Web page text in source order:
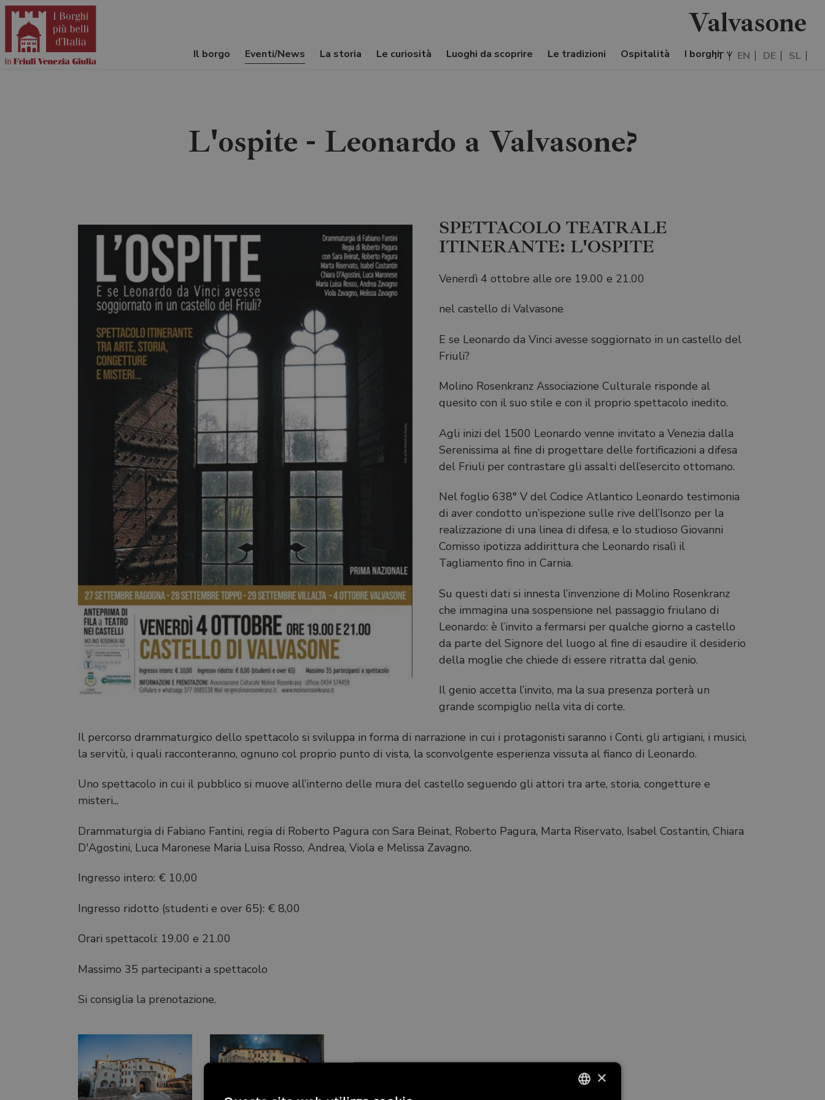
IT EN DE SL
Il borgo Eventi/News La storia Le curiosità Luoghi da scoprire Le tradizioni Ospitalità I borghi
Valvasone
L'ospite - Leonardo a Valvasone?
SPETTACOLO TEATRALE
ITINERANTE: L'OSPITE
Venerdì 4 ottobre alle ore 19.00 e 21.00
nel castello di Valvasone
E se Leonardo da Vinci avesse soggiornato in un castello del
Friuli?
Molino Rosenkranz Associazione Culturale risponde al
quesito con il suo stile e con il proprio spettacolo inedito.
Agli inizi del 1500 Leonardo venne invitato a Venezia dalla
Serenissima al fine di progettare delle fortificazioni a difesa
del Friuli per contrastare gli assalti dell’esercito ottomano.
Nel foglio 638° V del Codice Atlantico Leonardo testimonia
di aver condotto un’ispezione sulle rive dell’Isonzo per la
realizzazione di una linea di difesa, e lo studioso Giovanni
Comisso ipotizza addirittura che Leonardo risalì il
Tagliamento fino in Carnia.
Su questi dati si innesta l’invenzione di Molino Rosenkranz
che immagina una sospensione nel passaggio friulano di
Leonardo: è l’invito a fermarsi per qualche giorno a castello
da parte del Signore del luogo al fine di esaudire il desiderio
della moglie che chiede di essere ritratta dal genio.
Il genio accetta l’invito, ma la sua presenza porterà un
grande scompiglio nella vita di corte.
Il percorso drammaturgico dello spettacolo si sviluppa in forma di narrazione in cui i protagonisti saranno i Conti, gli artigiani, i musici,
la servitù, i quali racconteranno, ognuno col proprio punto di vista, la sconvolgente esperienza vissuta al fianco di Leonardo.
Uno spettacolo in cui il pubblico si muove all’interno delle mura del castello seguendo gli attori tra arte, storia, congetture e
misteri...
Drammaturgia di Fabiano Fantini, regia di Roberto Pagura con Sara Beinat, Roberto Pagura, Marta Riservato, Isabel Costantin, Chiara
D'Agostini, Luca Maronese Maria Luisa Rosso, Andrea, Viola e Melissa Zavagno.
Ingresso intero: € 10,00
Ingresso ridotto (studenti e over 65): € 8,00
Orari spettacoli: 19.00 e 21.00
Massimo 35 partecipanti a spettacolo
Si consiglia la prenotazione.
×